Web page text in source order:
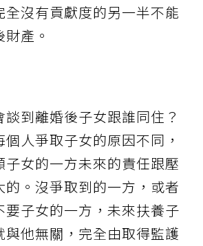
沒有貢獻度的另一半不能
產。
到離婚後子女跟誰同住？
人爭取子女的原因不同，
子女的一方未來的責任跟壓
的。沒爭取到的一方，或者
要子女的一方，未來扶養子
與他無關，完全由取得監護